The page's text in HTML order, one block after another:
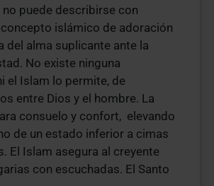
puede describirse con
islámico de adoración
del alma suplicante ante la
No existe ninguna
el Islam lo permite, de
entre Dios y el hombre. La
consuelo y confort, elevando
de un estado inferior a cimas
El Islam asegura al creyente
con escuchadas. El Santo